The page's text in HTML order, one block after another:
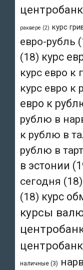
раквере (2) курс
евро-рубль
(18) курс
курс евро к
курс евро к
евро к
рублю в
к рублю в
рублю в
в эстонии
сегодня (18)
(18) курс
курсы
наличные (3)